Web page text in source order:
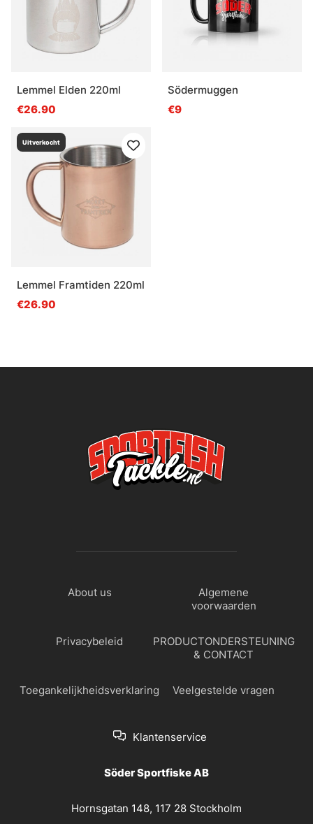
Lemmel Elden 220ml
€26.90
Södermuggen
€9
Uitverkocht
Lemmel Framtiden 220ml
€26.90
About us
Algemene
voorwaarden
Privacybeleid
PRODUCTONDERSTEUNING
& CONTACT
Toegankelijkheidsverklaring Veelgestelde vragen
Klantenservice
Söder Sportfiske AB
Hornsgatan 148, 117 28 Stockholm